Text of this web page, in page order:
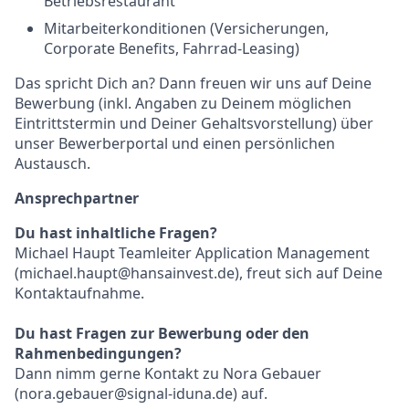
Mitarbeiterkonditionen (Versicherungen,
Corporate Benefits, Fahrrad-Leasing)
Das spricht Dich an? Dann freuen wir uns auf Deine
Bewerbung (inkl. Angaben zu Deinem möglichen
Eintrittstermin und Deiner Gehaltsvorstellung) über
unser Bewerberportal und einen persönlichen
Austausch.
Ansprechpartner
Du hast inhaltliche Fragen?
Michael Haupt Teamleiter Application Management
(michael.haupt@hansainvest.de), freut sich auf Deine
Kontaktaufnahme.
Du hast Fragen zur Bewerbung oder den
Rahmenbedingungen?
Dann nimm gerne Kontakt zu Nora Gebauer
(nora.gebauer@signal-iduna.de) auf.